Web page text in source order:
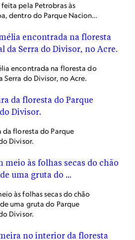
pela Petrobras às
dentro do Parque Nacional
encontrada na floresta do
Serra do Divisor, no Acre.
da floresta do Parque
Divisor.
às folhas secas do chão
uma gruta do Parque
Divisor.